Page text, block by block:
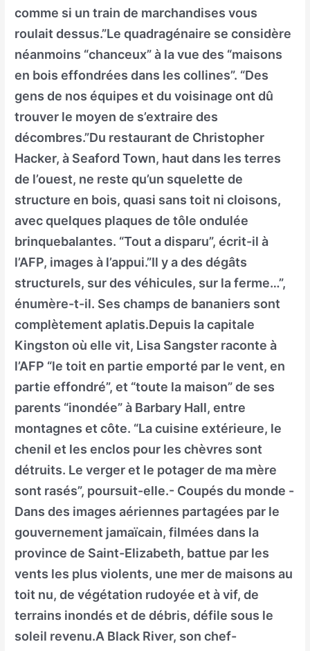
comme si un train de marchandises vous
roulait dessus.”Le quadragénaire se considère
néanmoins “chanceux” à la vue des “maisons
en bois effondrées dans les collines”. “Des
gens de nos équipes et du voisinage ont dû
trouver le moyen de s’extraire des
décombres.”Du restaurant de Christopher
Hacker, à Seaford Town, haut dans les terres
de l’ouest, ne reste qu’un squelette de
structure en bois, quasi sans toit ni cloisons,
avec quelques plaques de tôle ondulée
brinquebalantes. “Tout a disparu”, écrit-il à
l’AFP, images à l’appui.”Il y a des dégâts
structurels, sur des véhicules, sur la ferme…”,
énumère-t-il. Ses champs de bananiers sont
complètement aplatis.Depuis la capitale
Kingston où elle vit, Lisa Sangster raconte à
l’AFP “le toit en partie emporté par le vent, en
partie effondré”, et “toute la maison” de ses
parents “inondée” à Barbary Hall, entre
montagnes et côte. “La cuisine extérieure, le
chenil et les enclos pour les chèvres sont
détruits. Le verger et le potager de ma mère
sont rasés”, poursuit-elle.- Coupés du monde -
Dans des images aériennes partagées par le
gouvernement jamaïcain, filmées dans la
province de Saint-Elizabeth, battue par les
vents les plus violents, une mer de maisons au
toit nu, de végétation rudoyée et à vif, de
terrains inondés et de débris, défile sous le
soleil revenu.A Black River, son chef-